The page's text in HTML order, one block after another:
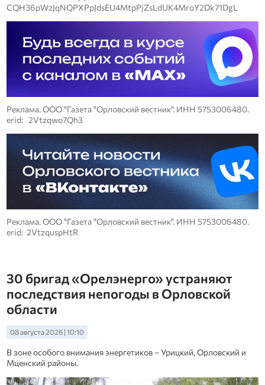
CQH36pWzJqNQPXPpJdsEU4MtpPjZsLdUK4MroY2Dk71DgL
Реклама. ООО "Газета "Орловский вестник". ИНН 5753006480.
erid: 2Vtzqwo7Qh3
Реклама. ООО "Газета "Орловский вестник". ИНН 5753006480.
erid: 2VtzquspHtR
30 бригад «Орелэнерго» устраняют
последствия непогоды в Орловской
области
08 августа 2026 | 10:10
В зоне особого внимания энергетиков – Урицкий, Орловский и
Мценский районы.